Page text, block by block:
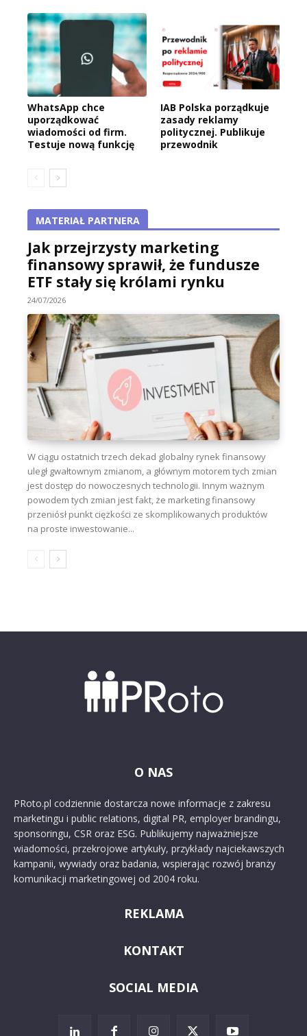
WhatsApp chce
uporządkować
wiadomości od firm.
Testuje nową funkcję
IAB Polska porządkuje
zasady reklamy
politycznej. Publikuje
przewodnik
MATERIAŁ PARTNERA
Jak przejrzysty marketing
finansowy sprawił, że fundusze
ETF stały się królami rynku
24/07/2026
W ciągu ostatnich trzech dekad globalny rynek finansowy
uległ gwałtownym zmianom, a głównym motorem tych zmian
jest dostęp do nowoczesnych technologii. Innym ważnym
powodem tych zmian jest fakt, że marketing finansowy
przeniósł punkt ciężkości ze skomplikowanych produktów
na proste inwestowanie...
O NAS
PRoto.pl codziennie dostarcza nowe informacje z zakresu
marketingu i public relations, digital PR, employer brandingu,
sponsoringu, CSR oraz ESG. Publikujemy najważniejsze
wiadomości, przekrojowe artykuły, przykłady najciekawszych
kampanii, wywiady oraz badania, wspierając rozwój branży
komunikacji marketingowej od 2004 roku.
REKLAMA
KONTAKT
SOCIAL MEDIA